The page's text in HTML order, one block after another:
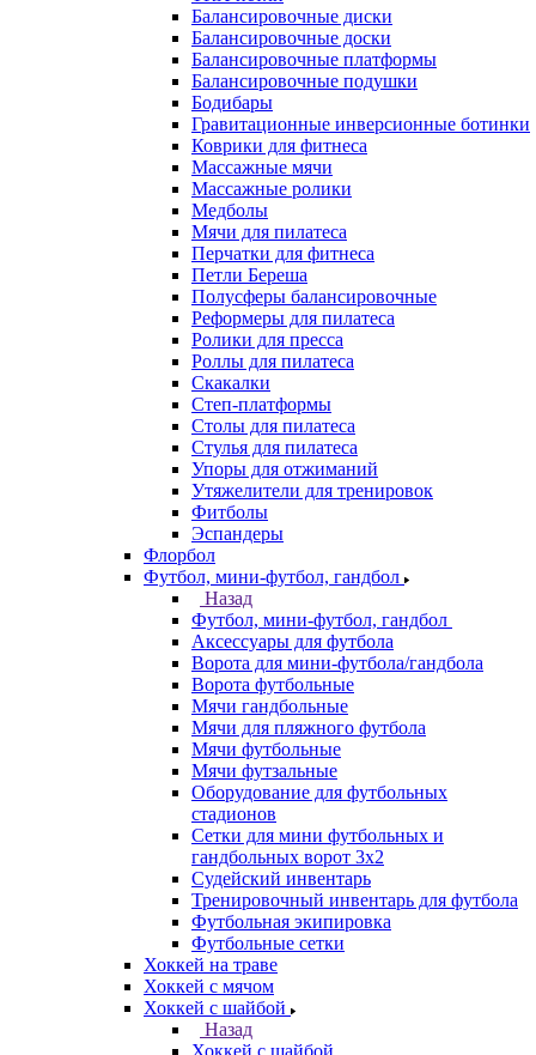
Балансировочные диски
Балансировочные доски
Балансировочные платформы
Балансировочные подушки
Бодибары
Гравитационные инверсионные ботинки
Коврики для фитнеса
Массажные мячи
Массажные ролики
Медболы
Мячи для пилатеса
Перчатки для фитнеса
Петли Береша
Полусферы балансировочные
Реформеры для пилатеса
Ролики для пресса
Роллы для пилатеса
Скакалки
Степ-платформы
Столы для пилатеса
Стулья для пилатеса
Упоры для отжиманий
Утяжелители для тренировок
Фитболы
Эспандеры
Флорбол
Футбол, мини-футбол, гандбол
Назад
Футбол, мини-футбол, гандбол
Аксессуары для футбола
Ворота для мини-футбола/гандбола
Ворота футбольные
Мячи гандбольные
Мячи для пляжного футбола
Мячи футбольные
Мячи футзальные
Оборудование для футбольных
стадионов
Сетки для мини футбольных и
гандбольных ворот 3х2
Судейский инвентарь
Тренировочный инвентарь для футбола
Футбольная экипировка
Футбольные сетки
Хоккей на траве
Хоккей с мячом
Хоккей с шайбой
Назад
Хоккей с шайбой